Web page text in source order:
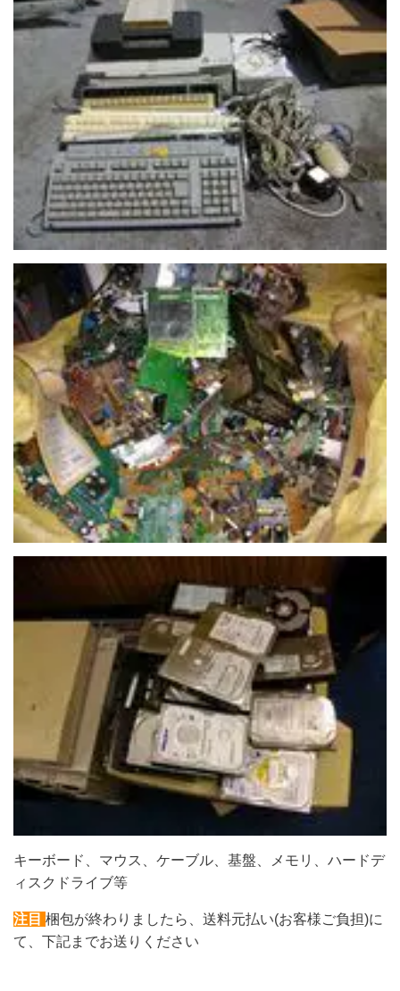
キーボード、マウス、ケーブル、基盤、メモリ、ハードデ
ィスクドライブ等
注目 梱包が終わりましたら、送料元払い(お客様ご負担)に
て、下記までお送りください